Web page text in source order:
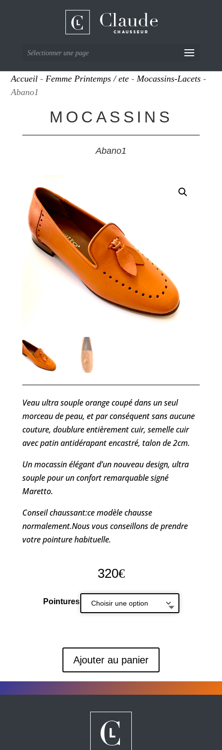
Sélectionner une page
Accueil -Femme Printemps / ete -Mocassins-Lacets -
Abano1
MOCASSINS
Abano1
Veau ultra souple orange coupé dans un seul
morceau de peau, et par conséquent sans aucune
couture, doublure entièrement cuir, semelle cuir
avec patin antidérapant encastré, talon de 2cm.
Un mocassin élégant d’un nouveau design, ultra
souple pour un confort remarquable signé
Maretto.
Conseil chaussant:ce modèle chausse
normalement.Nous vous conseillons de prendre
votre pointure habituelle.
320€
Pointures
Ajouter au panier